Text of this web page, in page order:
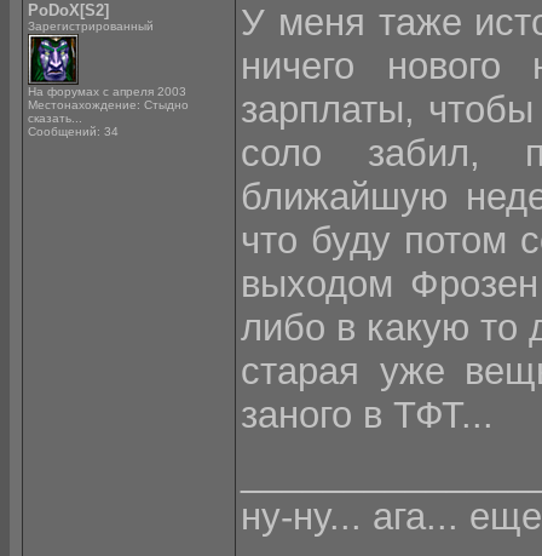
PoDoX[S2]
Зарегистрированный
На форумах с апреля 2003
Местонахождение: Стыдно
сказать...
Сообщений: 34
У меня таже
ничего
зарплаты,
соло забил,
ближайшую
что буду потом
выходом
либо в какую то
старая уже
заного в ТФТ...
ну-ну... ага...